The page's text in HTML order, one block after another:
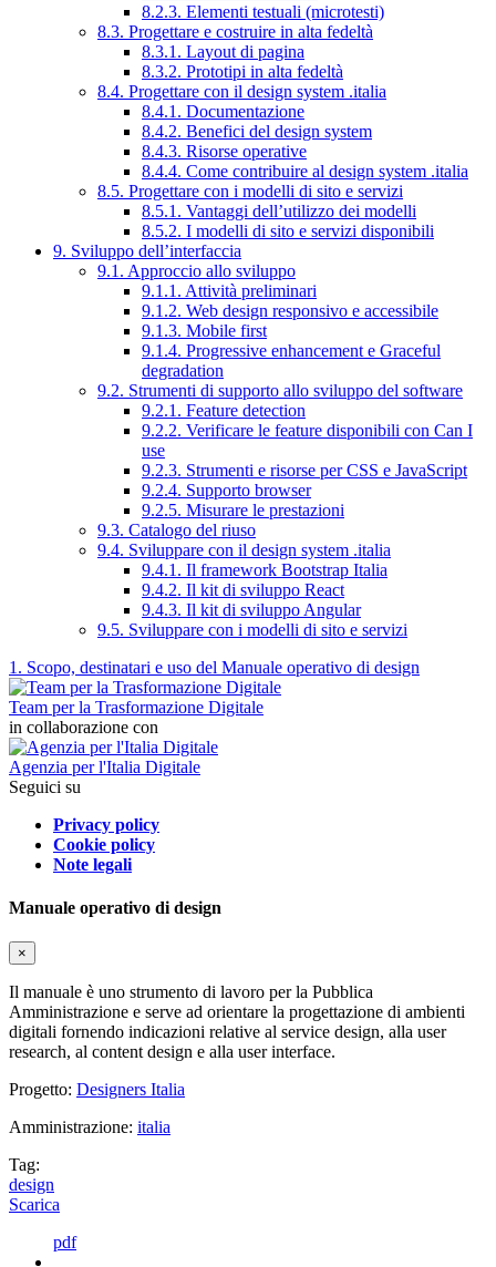
8.2.3. Elementi testuali (microtesti)
8.3. Progettare e costruire in alta fedeltà
8.3.1. Layout di pagina
8.3.2. Prototipi in alta fedeltà
8.4. Progettare con il design system .italia
8.4.1. Documentazione
8.4.2. Benefici del design system
8.4.3. Risorse operative
8.4.4. Come contribuire al design system .italia
8.5. Progettare con i modelli di sito e servizi
8.5.1. Vantaggi dell’utilizzo dei modelli
8.5.2. I modelli di sito e servizi disponibili
9. Sviluppo dell’interfaccia
9.1. Approccio allo sviluppo
9.1.1. Attività preliminari
9.1.2. Web design responsivo e accessibile
9.1.3. Mobile first
9.1.4. Progressive enhancement e Graceful
degradation
9.2. Strumenti di supporto allo sviluppo del software
9.2.1. Feature detection
9.2.2. Verificare le feature disponibili con Can I
use
9.2.3. Strumenti e risorse per CSS e JavaScript
9.2.4. Supporto browser
9.2.5. Misurare le prestazioni
9.3. Catalogo del riuso
9.4. Sviluppare con il design system .italia
9.4.1. Il framework Bootstrap Italia
9.4.2. Il kit di sviluppo React
9.4.3. Il kit di sviluppo Angular
9.5. Sviluppare con i modelli di sito e servizi
1. Scopo, destinatari e uso del Manuale operativo di design
Team per la Trasformazione Digitale
in collaborazione con
Agenzia per l'Italia Digitale
Seguici su
Privacy policy
Cookie policy
Note legali
Manuale operativo di design
×
Il manuale è uno strumento di lavoro per la Pubblica
Amministrazione e serve ad orientare la progettazione di ambienti
digitali fornendo indicazioni relative al service design, alla user
research, al content design e alla user interface.
Progetto: Designers Italia
Amministrazione: italia
Tag:
design
Scarica
pdf